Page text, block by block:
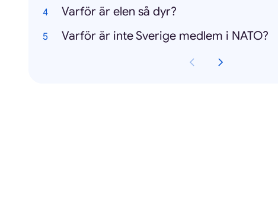
Varför är elen så dyr?
Varför är inte Sverige medlem i NATO?